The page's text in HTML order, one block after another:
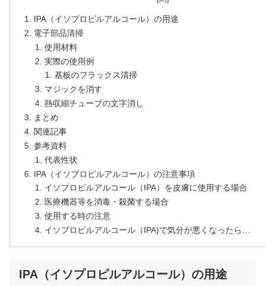
IPA（イソプロピルアルコール）の用途
電子部品清掃
使用材料
実際の使用例
基板のフラックス清掃
マジックを消す
熱収縮チューブの文字消し
まとめ
関連記事
参考資料
代表性状
IPA（イソプロピルアルコール）の注意事項
イソプロピルアルコール（IPA）を皮膚に使用する場合
医療機器等を消毒・殺菌する場合
使用する時の注意
イソプロピルアルコール（IPA)で気分が悪くなったら…
IPA（イソプロピルアルコール）の用途